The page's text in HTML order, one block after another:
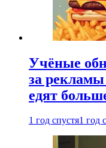
Учёные
за
едят
1 год спустя1 год